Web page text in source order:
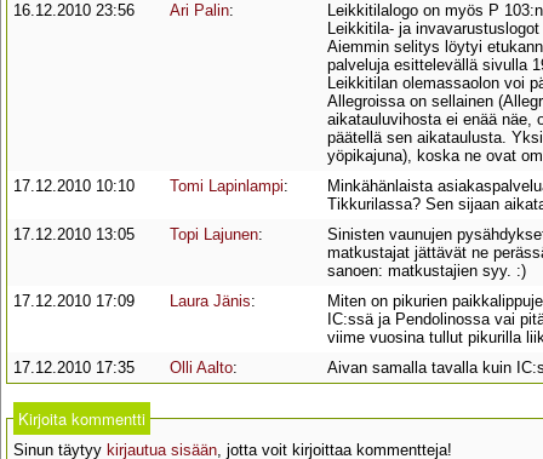
16.12.2010 23:56
Ari Palin:
Leikkitilalogo on myös P
Leikkitila- ja
Aiemmin selitys löytyi
palveluja esittelevällä sivulla
Leikkitilan olemassaolon voi
Allegroissa on sellainen
aikatauluvihosta ei enää näe,
päätellä sen aikataulusta.
yöpikajuna), koska ne ovat
17.12.2010 10:10
Tomi Lapinlampi:
Minkähänlaista
Tikkurilassa? Sen sijaan
17.12.2010 13:05
Topi Lajunen:
Sinisten vaunujen
matkustajat jättävät ne
sanoen: matkustajien syy. :)
17.12.2010 17:09
Laura Jänis:
Miten on pikurien
IC:ssä ja Pendolinossa vai
viime vuosina tullut pikurilla
17.12.2010 17:35
Olli Aalto: Aivan samalla tavalla kuin
Kirjoita kommentti
Sinun täytyy kirjautua sisään, jotta voit kirjoittaa kommentteja!